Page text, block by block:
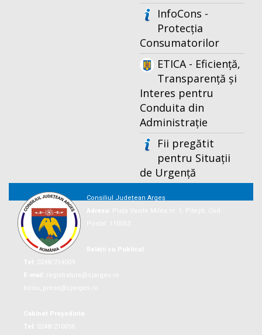
InfoCons -
Protecția
Consumatorilor
ETICA - Eficiență,
Transparență și
Interes pentru
Conduita din
Administrație
Fii pregătit
pentru Situații
de Urgență
Consiliul Județean Argeș